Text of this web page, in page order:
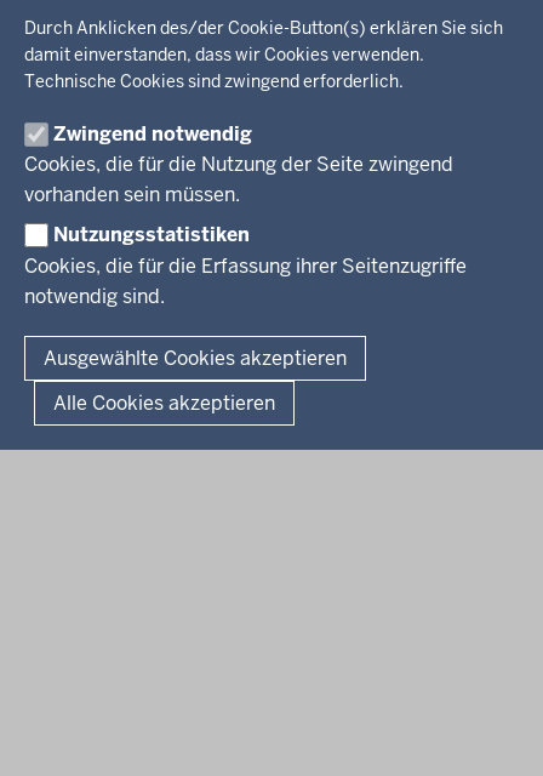
Durch Anklicken des/der Cookie-Button(s) erklären Sie sich
damit einverstanden, dass wir Cookies verwenden.
Technische Cookies sind zwingend erforderlich.
Zwingend notwendig
Cookies, die für die Nutzung der Seite zwingend
vorhanden sein müssen.
Nutzungsstatistiken
Cookies, die für die Erfassung ihrer Seitenzugriffe
notwendig sind.
Ausgewählte Cookies akzeptieren
Alle Cookies akzeptieren
Recht, Ordnung
Integration, Migration
Regierungsbezirk
KARRIERE
Stellenausschreibungen
Aktuelle Ausbildungsstellen und Praktika
Pressestelle
Social Media
BEKANNTMACHUNGEN
Amtsblatt
© 2026 Bezirksregierung Arnsberg
Fußzeile
Impressum Datenschutz Barrierefreiheit
Kurzlink zu dieser Seite